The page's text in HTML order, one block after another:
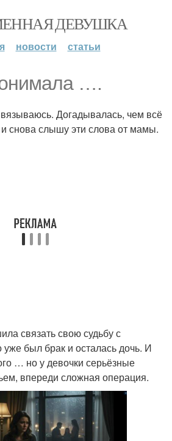
ДЕВУШКА
новости статьи
….
Догадывалась, чем всё
снова слышу эти слова от мамы.
связать свою судьбу с
уже был брак и осталась дочь. И
… но у девочки серьёзные
впереди сложная операция.